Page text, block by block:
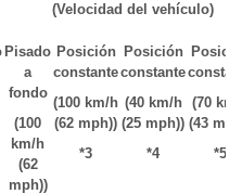
(Velocidad del vehículo)
Pisado
a
fondo
(100
km/h
(62
mph))
Posición
constante
(100 km/h
(62 mph))
*3
Posición
constante
(40 km/h
(25 mph))
*4
(70
(43
*5